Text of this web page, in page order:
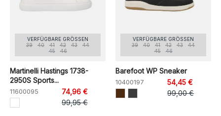
VERFÜGBARE GRÖSSEN
39
40 41 42 43
44
45
46
Martinelli Hastings 1738-
2950S Sports...
11600095
74,96 €
99,95 €
VERFÜGBARE GRÖSSEN
39
40 41 42 43
44
45
46
Barefoot WP Sneaker
10400197
54,45 €
99,00 €